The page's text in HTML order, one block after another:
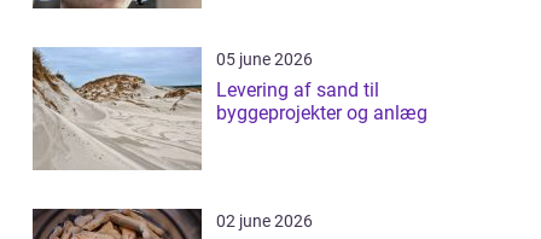
05 june 2026
Levering af sand til
byggeprojekter og anlæg
02 june 2026